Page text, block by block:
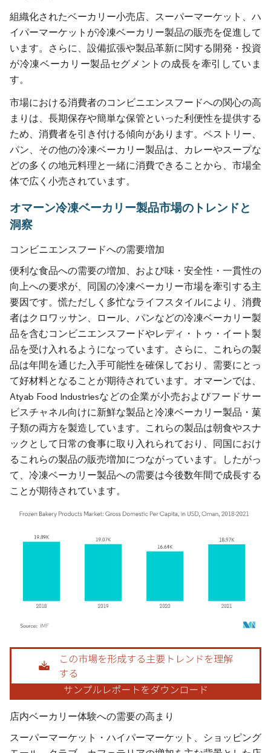
組織化されたベーカリー小売店、スーパーマーケット、ハ
イパーマーケットが冷凍ベーカリー製品の販売を促進して
います。さらに、設備拡張や製品革新に関する開発・投資
が冷凍ベーカリー製品セグメントの成長を牽引していま
す。
市場における消費者のコンビニエンスフードへの関心の高
まりは、長期保存や簡単な保管といった利便性を提供する
ため、消費者を引き付ける傾向があります。ペストリー、
パン、その他の冷凍ベーカリー製品は、カレーやスープな
どの多くの地元料理と一緒に消費できることから、市場全
体で広く小売されています。
オマーン冷凍ベーカリー製品市場のトレンドと
洞察
コンビニエンスフードへの需要増加
便利な食品への需要の増加、および味・安全性・一貫性の
向上への要求が、同国の冷凍ベーカリー市場を牽引する主
要因です。慌ただしく多忙なライフスタイルにより、消費
者はクロワッサン、ロール、パンなどの冷凍ベーカリー製
品を含むコンビニエンスフードやレディ・トゥ・イート製
品を受け入れるようになっています。さらに、これらの製
品は年間を通じた入手可能性を確保しており、需要にとっ
て好材料となることが期待されています。オマーンでは、
Atyab Food Industriesなどの企業が小売およびフードサー
ビスチャネル向けに新鮮な製品と冷凍ベーカリー製品・菓
子類の両方を製造しています。これらの製品は朝食やスナ
ックとして日常の食事に取り入れられており、同国におけ
るこれらの製品の販売増加につながっています。したがっ
て、冷凍ベーカリー製品への需要は今後数年間で成長する
ことが期待されています。
画像 © Mordor Intelligence。再利用にはCC BY 4.0の表示が必要です。
店内ベーカリー体験への需要の高まり
スーパーマーケット・ハイパーマーケット、ショッピング